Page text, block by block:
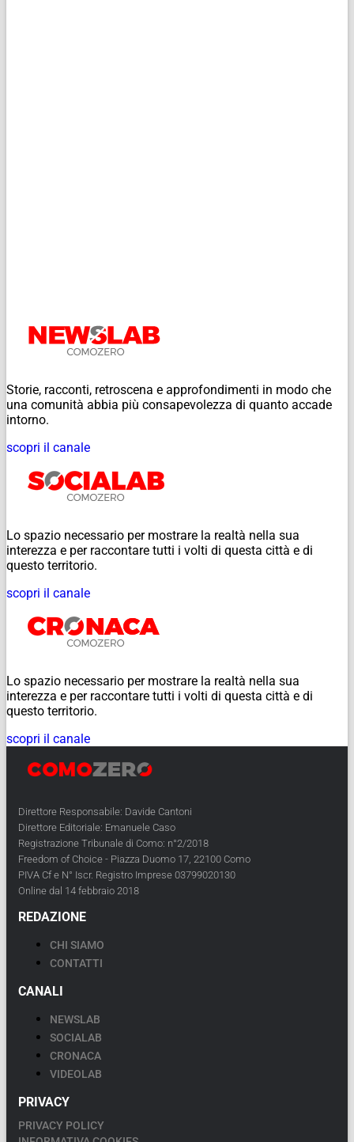
Storie, racconti, retroscena e approfondimenti in modo che
una comunità abbia più consapevolezza di quanto accade
intorno.
scopri il canale
Lo spazio necessario per mostrare la realtà nella sua
interezza e per raccontare tutti i volti di questa città e di
questo territorio.
scopri il canale
Lo spazio necessario per mostrare la realtà nella sua
interezza e per raccontare tutti i volti di questa città e di
questo territorio.
scopri il canale
Direttore Responsabile: Davide Cantoni
Direttore Editoriale: Emanuele Caso
Registrazione Tribunale di Como: n°2/2018
Freedom of Choice - Piazza Duomo 17, 22100 Como
PIVA Cf e N° Iscr. Registro Imprese 03799020130
Online dal 14 febbraio 2018
REDAZIONE
CHI SIAMO
CONTATTI
CANALI
NEWSLAB
SOCIALAB
CRONACA
VIDEOLAB
PRIVACY
PRIVACY POLICY